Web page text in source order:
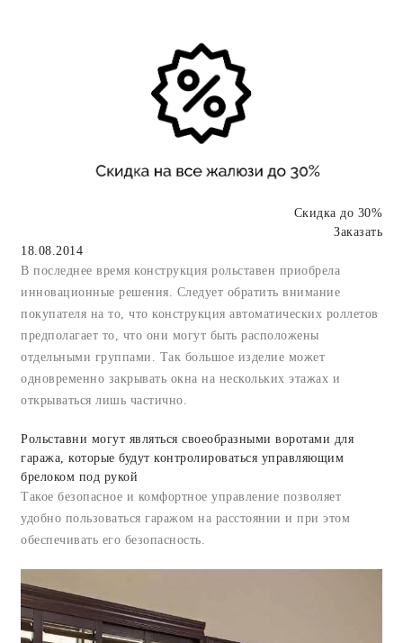
Скидка до 30%
Заказать
18.08.2014
В последнее время конструкция рольставен приобрела
инновационные решения. Следует обратить внимание
покупателя на то, что конструкция автоматических роллетов
предполагает то, что они могут быть расположены
отдельными группами. Так большое изделие может
одновременно закрывать окна на нескольких этажах и
открываться лишь частично.
Рольставни могут являться своеобразными воротами для
гаража, которые будут контролироваться управляющим
брелоком под рукой
Такое безопасное и комфортное управление позволяет
удобно пользоваться гаражом на расстоянии и при этом
обеспечивать его безопасность.